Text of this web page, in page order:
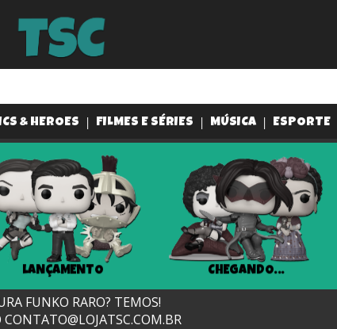
& HEROES FILMES E SÉRIES MÚSICA ESPORTE
LANÇAMENTO CHEGANDO...
FUNKO RARO? TEMOS!
CONTATO@LOJATSC.COM.BR